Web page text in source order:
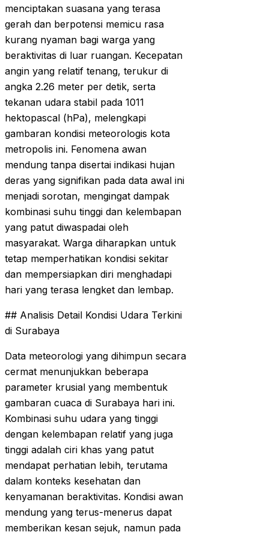
menciptakan suasana yang terasa
gerah dan berpotensi memicu rasa
kurang nyaman bagi warga yang
beraktivitas di luar ruangan. Kecepatan
angin yang relatif tenang, terukur di
angka 2.26 meter per detik, serta
tekanan udara stabil pada 1011
hektopascal (hPa), melengkapi
gambaran kondisi meteorologis kota
metropolis ini. Fenomena awan
mendung tanpa disertai indikasi hujan
deras yang signifikan pada data awal ini
menjadi sorotan, mengingat dampak
kombinasi suhu tinggi dan kelembapan
yang patut diwaspadai oleh
masyarakat. Warga diharapkan untuk
tetap memperhatikan kondisi sekitar
dan mempersiapkan diri menghadapi
hari yang terasa lengket dan lembap.
## Analisis Detail Kondisi Udara Terkini
di Surabaya
Data meteorologi yang dihimpun secara
cermat menunjukkan beberapa
parameter krusial yang membentuk
gambaran cuaca di Surabaya hari ini.
Kombinasi suhu udara yang tinggi
dengan kelembapan relatif yang juga
tinggi adalah ciri khas yang patut
mendapat perhatian lebih, terutama
dalam konteks kesehatan dan
kenyamanan beraktivitas. Kondisi awan
mendung yang terus-menerus dapat
memberikan kesan sejuk, namun pada